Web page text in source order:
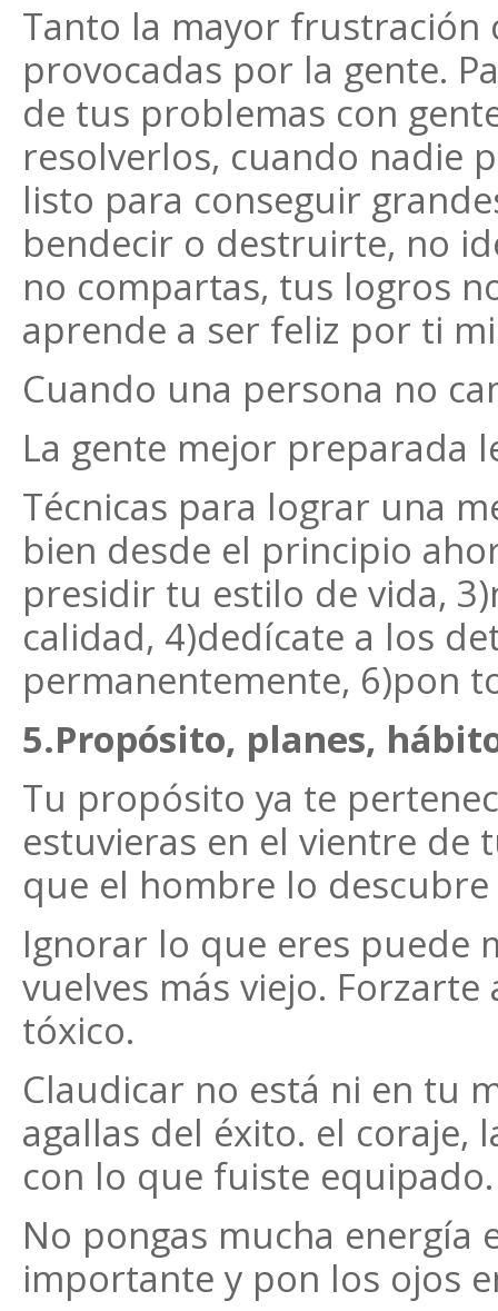
Tanto la mayor
provocadas por la gente.
de tus problemas con
resolverlos, cuando nadie
listo para conseguir
bendecir o destruirte, no
no compartas, tus logros
aprende a ser feliz por ti
Cuando una persona no
La gente mejor preparada
Técnicas para lograr una
bien desde el principio
presidir tu estilo de vida,
calidad, 4)dedícate a los
permanentemente, 6)pon
5.Propósito, planes,
Tu propósito ya te
estuvieras en el vientre de
que el hombre lo
Ignorar lo que eres puede
vuelves más viejo.
tóxico.
Claudicar no está ni en tu
agallas del éxito. el coraje,
con lo que fuiste equipado.
No pongas mucha energía
importante y pon los ojos